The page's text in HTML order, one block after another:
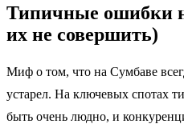
Типичные ошибки
их не совершить)
Миф о том, что на Сумбаве
устарел. На ключевых спотах
быть очень людно, и